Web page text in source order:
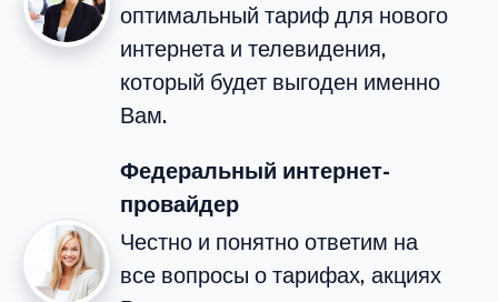
оптимальный тариф для нового
интернета и телевидения,
который будет выгоден именно
Вам.
Федеральный интернет-
провайдер
Честно и понятно ответим на
все вопросы о тарифах, акциях